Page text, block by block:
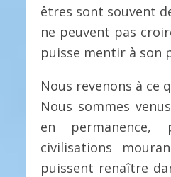
êtres sont souvent
ne peuvent pas
puisse mentir à son
Nous revenons à ce
Nous sommes
en
civilisations
puissent renaître